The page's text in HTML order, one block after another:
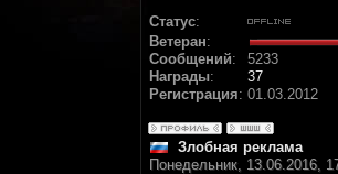
Статус:
Ветеран:
Сообщений:
5233
Награды:
37
Регистрация: 01.03.2012
Злобная реклама
Понедельник, 13.06.2016,